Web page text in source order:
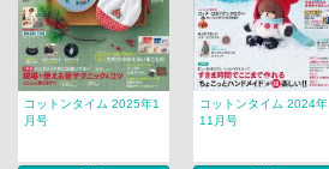
コットンタイム 2025年1
月号
コットンタイム 2024年
11月号